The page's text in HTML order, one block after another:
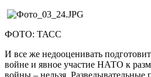
ФОТО: ТАСС
И все же недооценивать
войне и явное участие НАТО к
войны – нельзя. Разведывательные